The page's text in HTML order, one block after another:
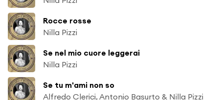
Rocce rosse
Nilla Pizzi
Se nel mio cuore leggerai
Nilla Pizzi
Se tu m'ami non so
Alfredo Clerici, Antonio Basurto & Nilla Pizzi